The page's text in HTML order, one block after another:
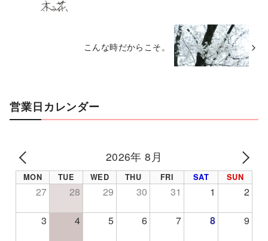
こんな時だからこそ。
営業日カレンダー
PREV 2026年 8月
MON TUE WED THU FRI SAT SUN
27 28 29 30 31 1 2
3 4 5 6 7 8 9